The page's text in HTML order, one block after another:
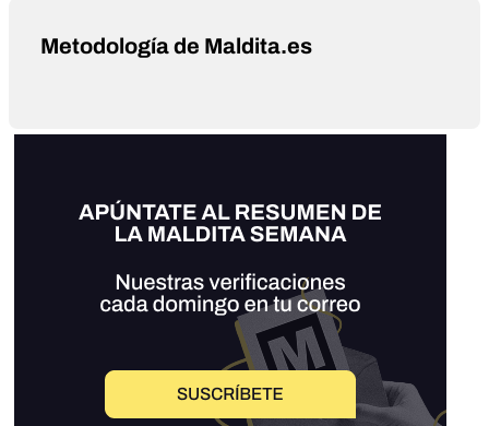
Metodología de Maldita.es